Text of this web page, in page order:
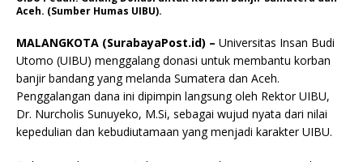
Aceh. (Sumber Humas UIBU).
MALANGKOTA (SurabayaPost.id) – Universitas Insan Budi
Utomo (UIBU) menggalang donasi untuk membantu korban
banjir bandang yang melanda Sumatera dan Aceh.
Penggalangan dana ini dipimpin langsung oleh Rektor UIBU,
Dr. Nurcholis Sunuyeko, M.Si, sebagai wujud nyata dari nilai
kepedulian dan kebudiutamaan yang menjadi karakter UIBU.